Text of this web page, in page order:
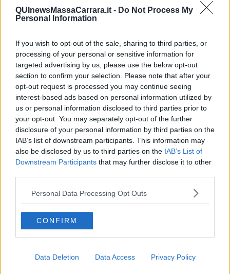
QUInewsMassaCarrara.it - Do Not Process My
Personal Information
If you wish to opt-out of the sale, sharing to third parties, or
processing of your personal or sensitive information for
targeted advertising by us, please use the below opt-out
section to confirm your selection. Please note that after your
opt-out request is processed you may continue seeing
interest-based ads based on personal information utilized by
us or personal information disclosed to third parties prior to
your opt-out. You may separately opt-out of the further
disclosure of your personal information by third parties on the
IAB’s list of downstream participants. This information may
also be disclosed by us to third parties on the IAB’s List of
Downstream Participants that may further disclose it to other
Personal Data Processing Opt Outs
CONFIRM
Data Deletion Data Access Privacy Policy
Nives Monda, minacciata solo per aver voluto denunciare il
genocidio di Gaza. Meno male che Massimo Cacciari ha zittito
non si rende conto Israele che la sua politica è contraria ai propri
interessi strategici di sicurezza. Ma come si fa a non rendersi
conto: l’odio che cresce nei confronti di Israele. Altro che
l’antisemitismo generico! Odio, odio, odio totale! Nei confronti di
Israele cresce l’odio totale.Meno male che Francesco si dimostra
ancora il migliore, anche da morto: ha donato la papa-mobile al fine
che sia utilizzata come clinica itinerante per i bambini di Gaza e ha
lasciato le finnze della Chiesa in un disastro economico.
Adolfo Santoro
Se vuoi leggere le notizie principali della Toscana iscriviti alla
Newsletter QUInews - ToscanaMedia.Arriva gratis tutti i giorni
alle 20:00 direttamente nella tua casella di posta.
Basta cliccareQUI